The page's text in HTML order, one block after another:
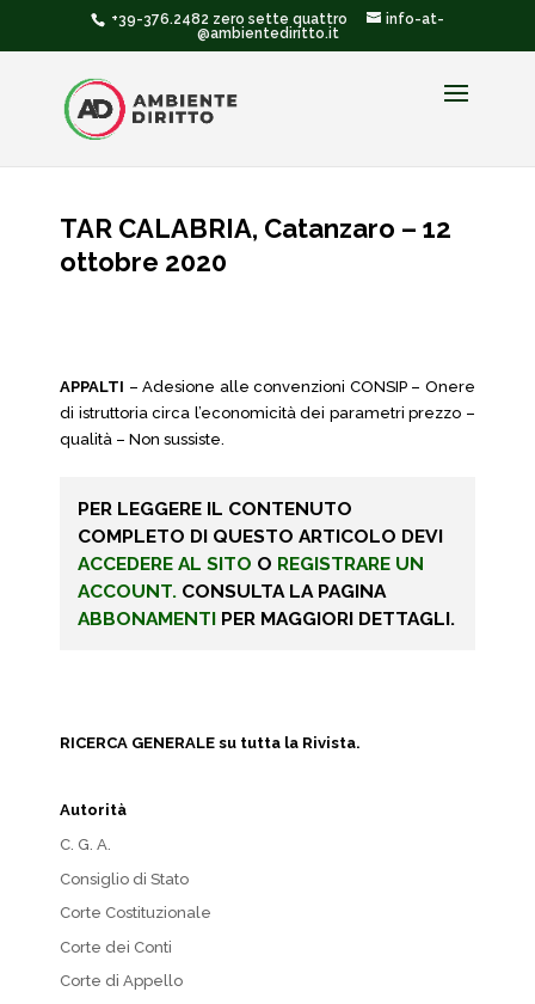
+39-376.2482 zero sette quattro
info-at-
@ambientediritto.it
TAR CALABRIA, Catanzaro – 12
ottobre 2020
APPALTI – Adesione alle convenzioni CONSIP – Onere
di istruttoria circa l’economicità dei parametri prezzo –
qualità – Non sussiste.
PER LEGGERE IL CONTENUTO
COMPLETO DI QUESTO ARTICOLO DEVI
ACCEDERE AL SITO O REGISTRARE UN
ACCOUNT. CONSULTA LA PAGINA
ABBONAMENTI PER MAGGIORI DETTAGLI.
RICERCA GENERALE su tutta la Rivista.
Autorità
C. G. A.
Consiglio di Stato
Corte Costituzionale
Corte dei Conti
Corte di Appello